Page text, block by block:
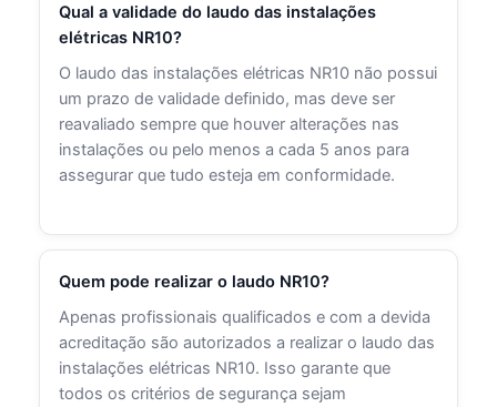
Qual a validade do laudo das instalações
elétricas NR10?
O laudo das instalações elétricas NR10 não possui
um prazo de validade definido, mas deve ser
reavaliado sempre que houver alterações nas
instalações ou pelo menos a cada 5 anos para
assegurar que tudo esteja em conformidade.
Quem pode realizar o laudo NR10?
Apenas profissionais qualificados e com a devida
acreditação são autorizados a realizar o laudo das
instalações elétricas NR10. Isso garante que
todos os critérios de segurança sejam